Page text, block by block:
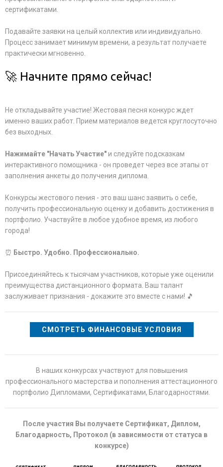
сертификатами.
Подавайте заявки на целый коллектив или индивидуально.
Процесс занимает минимум времени, а результат получаете
практически мгновенно.
🚀 Начните прямо сейчас!
Не откладывайте участие! Жестовая песня конкурс ждет
именно ваших работ. Прием материалов ведется круглосуточно
без выходных.
Нажимайте "Начать Участие"и следуйте подсказкам
интерактивного помощника - он проведет через все этапы от
заполнения анкеты до получения диплома.
Конкурсы жестового пения - это ваш шанс заявить о себе,
получить профессиональную оценку и добавить достижения в
портфолио. Участвуйте в любое удобное время, из любого
города!
⏰ Быстро. Удобно. Профессионально.
Присоединяйтесь к тысячам участников, которые уже оценили
преимущества дистанционного формата. Ваш талант
заслуживает признания - докажите это вместе с нами! 🎵
СМОТРЕТЬ ФИНАНСОВЫЕ УСЛОВИЯ
В наших конкурсах участвуют для повышения
профессионального мастерства и пополнения аттестационного
портфолио Дипломами, Сертификатами, Благодарностями.
После участия Вы получаете Сертификат, Диплом,
Благодарность, Протокол (в зависимости от статуса в
конкурсе)